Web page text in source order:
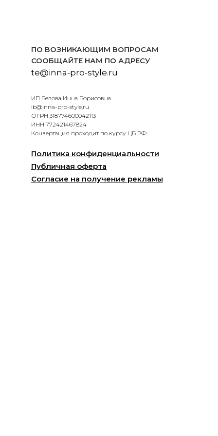
ПО ВОЗНИКАЮЩИМ ВОПРОСАМ
СООБЩАЙТЕ НАМ ПО АДРЕСУ
te@inna-pro-style.ru
ИП Белова Инна Борисовна
ib@inna-pro-style.ru
ОГРН 318774600042113
ИНН 772421467824
Конвертация проходит по курсу ЦБ РФ
Согласие на получение рекламы
Публичная оферта
Политика конфиденциальности